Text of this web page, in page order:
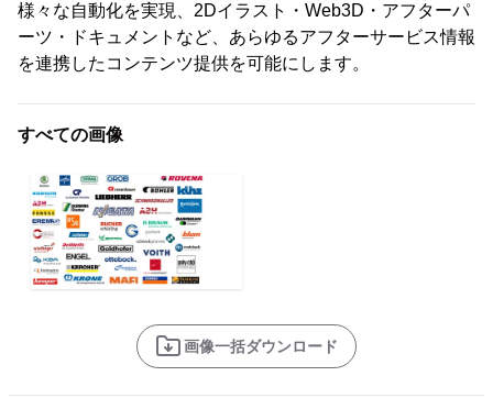
様々な自動化を実現、2Dイラスト・Web3D・アフターパ
ーツ・ドキュメントなど、あらゆるアフターサービス情報
を連携したコンテンツ提供を可能にします。
すべての画像
画像一括ダウンロード